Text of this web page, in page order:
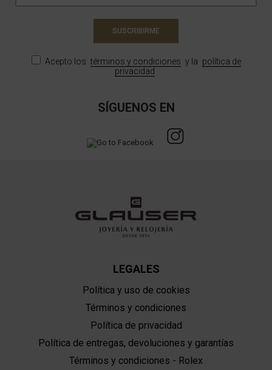
SUSCRIBIRME
Acepto los términos y condiciones y la política de
privacidad
SÍGUENOS EN
LEGALES
Política y uso de cookies
Términos y condiciones
Política de privacidad
Política de entregas, devoluciones y garantías
Términos y condiciones - Rolex